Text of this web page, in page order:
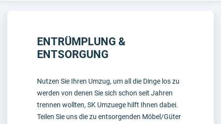
ENTRÜMPLUNG &
ENTSORGUNG
Nutzen Sie Ihren Umzug, um all die Dinge los zu
werden von denen Sie sich schon seit Jahren
trennen wollten, SK Umzuege hilft Ihnen dabei.
Teilen Sie uns die zu entsorgenden Möbel/Güter